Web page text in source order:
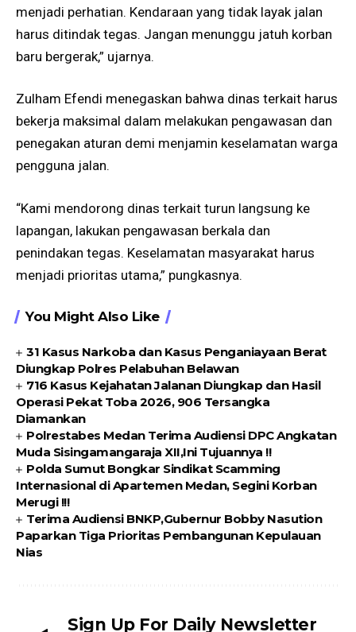
menjadi perhatian. Kendaraan yang tidak layak jalan
harus ditindak tegas. Jangan menunggu jatuh korban
baru bergerak,” ujarnya.
Zulham Efendi menegaskan bahwa dinas terkait harus
bekerja maksimal dalam melakukan pengawasan dan
penegakan aturan demi menjamin keselamatan warga
pengguna jalan.
“Kami mendorong dinas terkait turun langsung ke
lapangan, lakukan pengawasan berkala dan
penindakan tegas. Keselamatan masyarakat harus
menjadi prioritas utama,” pungkasnya.
You Might Also Like
31 Kasus Narkoba dan Kasus Penganiayaan Berat
Diungkap Polres Pelabuhan Belawan
716 Kasus Kejahatan Jalanan Diungkap dan Hasil
Operasi Pekat Toba 2026, 906 Tersangka
Diamankan
Polrestabes Medan Terima Audiensi DPC Angkatan
Muda Sisingamangaraja XII,Ini Tujuannya !!
Polda Sumut Bongkar Sindikat Scamming
Internasional di Apartemen Medan, Segini Korban
Merugi !!!
Terima Audiensi BNKP,Gubernur Bobby Nasution
Paparkan Tiga Prioritas Pembangunan Kepulauan
Nias
Sign Up For Daily Newsletter